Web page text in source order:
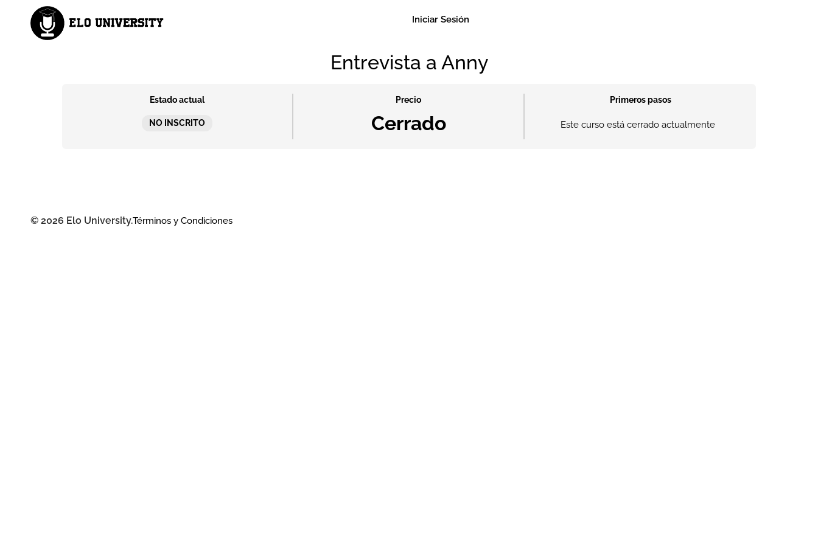
Iniciar Sesión
Entrevista a Anny
Estado actual
NO INSCRITO
Precio
Cerrado
Primeros pasos
Este curso está cerrado actualmente
© 2026 Elo University.Términos y Condiciones